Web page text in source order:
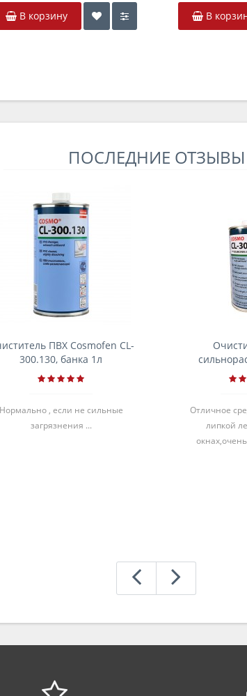
В корзину В
ПОСЛЕДНИЕ ОТЗЫВЫ
ПВХ Cosmofen CL-
300.130, банка 1л
Нормально , если не сильные
загрязнения ...
Отличное
липкой